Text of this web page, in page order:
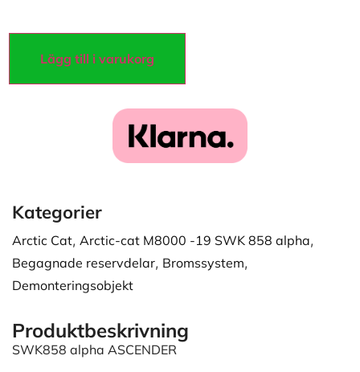
Lägg till i varukorg
Kategorier
Arctic Cat, Arctic-cat M8000 -19 SWK 858 alpha,
Begagnade reservdelar, Bromssystem,
Demonteringsobjekt
Produktbeskrivning
SWK858 alpha ASCENDER